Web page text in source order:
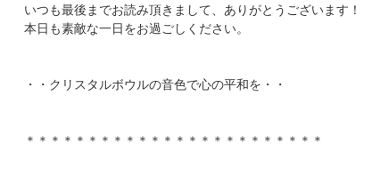
いつも最後までお読み頂きまして、ありがとうございます！
本日も素敵な一日をお過ごしください。
・・クリスタルボウルの音色で心の平和を・・
＊＊＊＊＊＊＊＊＊＊＊＊＊＊＊＊＊＊＊＊＊＊＊＊